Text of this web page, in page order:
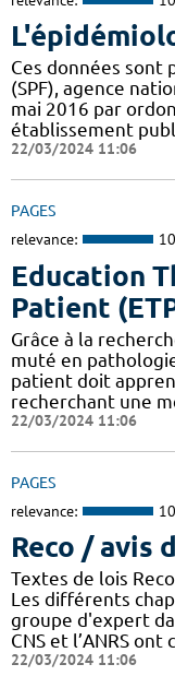
Ces données sont
(SPF), agence
mai 2016 par
établissement
22/03/2024 11:06
PAGES
relevance:
Education
Patient
Grâce à la
muté en
patient doit
recherchant une
22/03/2024 11:06
PAGES
relevance:
Reco / avis
Textes de lois
Les différents
groupe d'expert
CNS et l’ANRS
22/03/2024 11:06